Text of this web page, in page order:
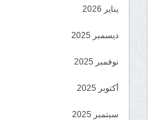
يناير 2026
ديسمبر 2025
نوفمبر 2025
أكتوبر 2025
سبتمبر 2025